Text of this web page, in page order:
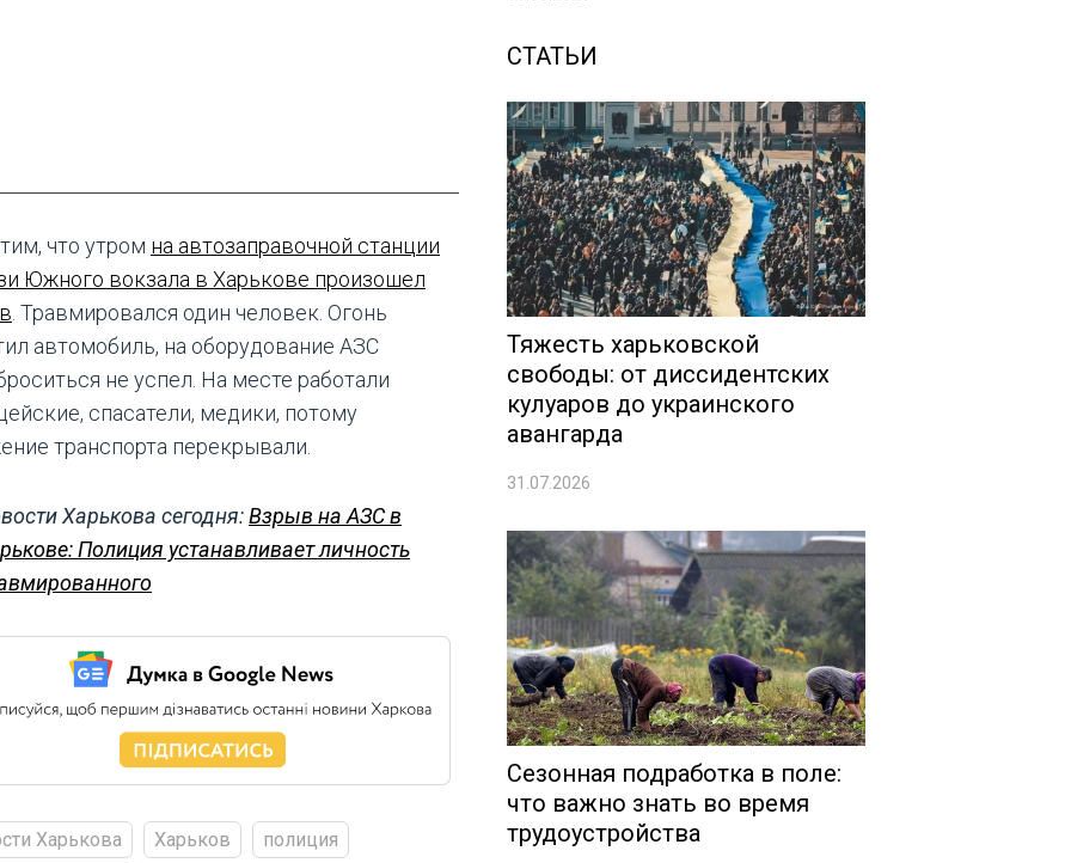
что утром на автозаправочной станции
Южного вокзала в Харькове произошел
. Травмировался один человек. Огонь
автомобиль, на оборудование АЗС
не успел. На месте работали
спасатели, медики, потому
транспорта перекрывали.
Харькова сегодня:Взрыв на АЗС в
Полиция устанавливает личность
Харькова Харьков
полиция
СТАТЬИ
Тяжесть харьковской
свободы: от диссидентских
кулуаров до украинского
авангарда
31.07.2026
Сезонная подработка в поле:
что важно знать во время
трудоустройства